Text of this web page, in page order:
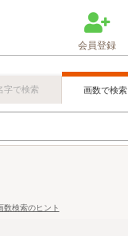
会員登録
字で検索 画数で検索
数検索のヒント